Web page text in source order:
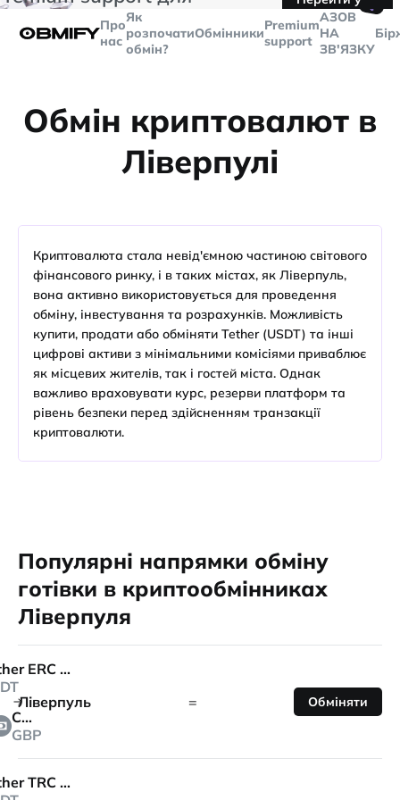
більше
Telegram
Про
нас
Як
розпочати
обмін?
ОбмінникиPremium
support
🤙
AЗОВ
НА
ЗВ'ЯЗКУ
Обмін криптовалют в
Ліверпулі
Криптовалюта стала невід'ємною частиною світового
фінансового ринку, і в таких містах, як Ліверпуль,
вона активно використовується для проведення
обміну, інвестування та розрахунків. Можливість
купити, продати або обміняти Tether (USDT) та інші
цифрові активи з мінімальними комісіями приваблює
як місцевих жителів, так і гостей міста. Однак
важливо враховувати курс, резерви платформ та
рівень безпеки перед здійсненням транзакції
криптовалюти.
Популярні напрямки обміну
готівки в криптообмінниках
Ліверпуля
Tether ERC 20
Cash
GBP
Ліверпуль = Обміняти
Tether TRC 20